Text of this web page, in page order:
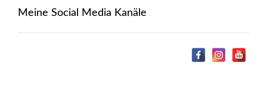
Meine Social Media Kanäle